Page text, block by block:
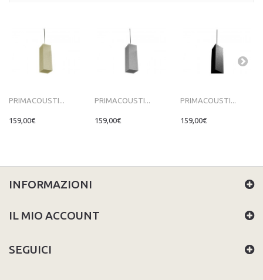
PRIMACOUSTI...
159,00€
PRIMACOUSTI...
159,00€
PRIMACOUSTI...
159,00€
INFORMAZIONI
IL MIO ACCOUNT
SEGUICI